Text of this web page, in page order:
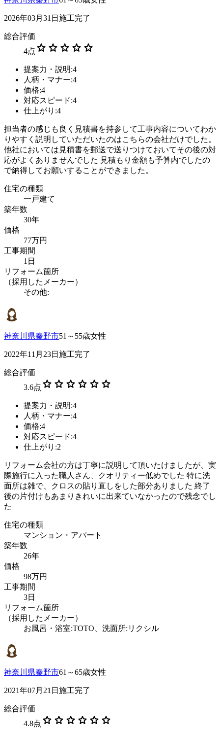
2026年03月31日施工完了
総合評価
4点 star star star star star
提案力・説明:4
人柄・マナー:4
価格:4
対応スピード:4
仕上がり:4
担当者の感じも良く見積書を持参して工事内容についてわか
りやすく説明していただいたのはこちらの会社だけでした。
他社においては見積書を郵送で送りつけておいてその後の対
応がよくありませんでした 見積もり金額も予算内でしたの
で納得してお願いすることができました。
住宅の種類
一戸建て
築年数
30年
価格
77万円
工事期間
1日
リフォーム箇所
（採用したメーカー）
その他:
神奈川県秦野市51～55歳女性
2022年11月23日施工完了
総合評価
3.6点 star star star star star star
提案力・説明:4
人柄・マナー:4
価格:4
対応スピード:4
仕上がり:2
リフォーム会社の方は丁寧に説明して頂いたけましたが、実
際施行に入った職人さん、クオリティー低めでした 特に洗
面所は雑で、クロスの貼り直しをした部分ありました 終了
後の片付けもあまりきれいに出来ていなかったので残念でし
た
住宅の種類
マンション・アパート
築年数
26年
価格
98万円
工事期間
3日
リフォーム箇所
（採用したメーカー）
お風呂・浴室:TOTO、洗面所:リクシル
神奈川県秦野市61～65歳女性
2021年07月21日施工完了
総合評価
4.8点 star star star star star star